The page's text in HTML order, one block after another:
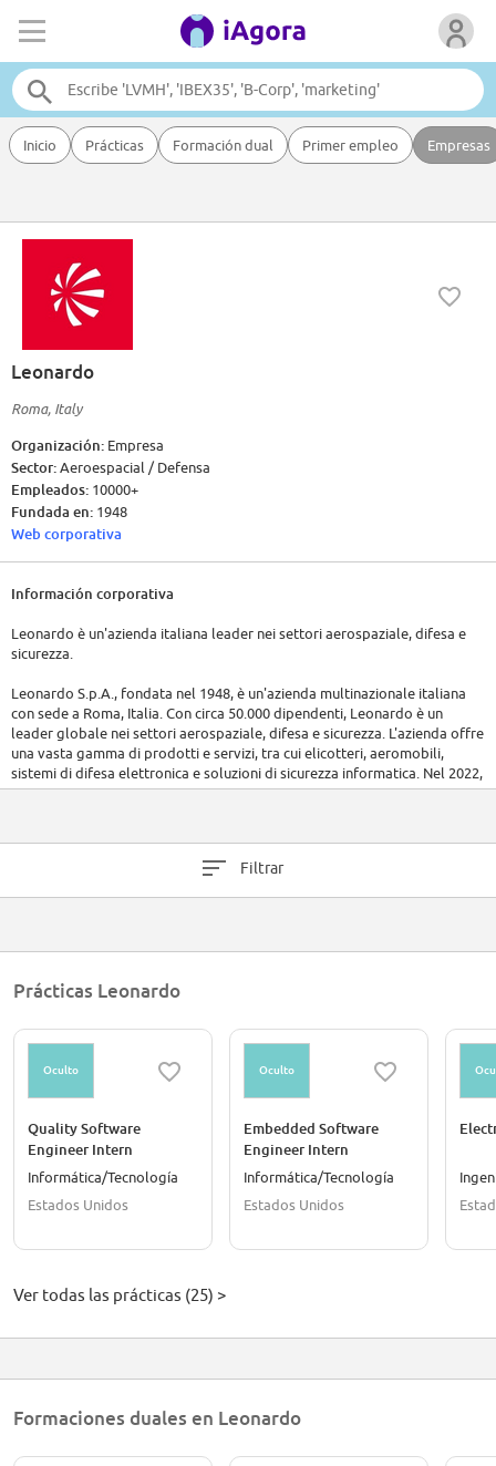
Inicio Prácticas Formación dual Primer empleo Empresas
Leonardo
Roma, Italy
Organización: Empresa
Sector:Aeroespacial / Defensa
Empleados: 10000+
Fundada en: 1948
Web corporativa
Información corporativa
Leonardo è un'azienda italiana leader nei settori aerospaziale, difesa e
sicurezza.
Leonardo S.p.A., fondata nel 1948, è un'azienda multinazionale italiana
con sede a Roma, Italia. Con circa 50.000 dipendenti, Leonardo è un
leader globale nei settori aerospaziale, difesa e sicurezza. L'azienda offre
una vasta gamma di prodotti e servizi, tra cui elicotteri, aeromobili,
sistemi di difesa elettronica e soluzioni di sicurezza informatica. Nel 2022,
Leonardo ha riportato ricavi di circa 14,7 miliardi di euro.
Filtrar
Prácticas Leonardo
Oculto
Quality Software
Engineer Intern
Informática/Tecnología
Estados Unidos
Oculto
Embedded Software
Engineer Intern
Informática/Tecnología
Estados Unidos
Ver todas las prácticas (25) >
Formaciones duales en Leonardo